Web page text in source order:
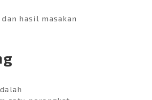
hasil masakan